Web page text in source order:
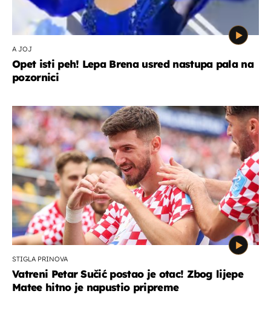
A JOJ
Opet isti peh! Lepa Brena usred nastupa pala na
pozornici
STIGLA PRINOVA
Vatreni Petar Sučić postao je otac! Zbog lijepe
Matee hitno je napustio pripreme